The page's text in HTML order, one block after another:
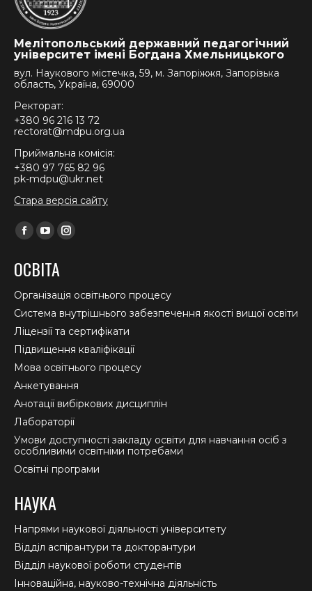
Мелітопольський державний педагогічний
університет імені Богдана Хмельницького
вул. Наукового містечка, 59, м. Запоріжжя, Запорізька
область, Україна, 69000
Ректорат:
+380 96 216 13 72
rectorat@mdpu.org.ua
Приймальна комісія:
+380 97 765 82 96
pk-mdpu@ukr.net
Стара версія сайту
Find us on:
Facebook
opens
in
new
window
YouTube
opens
in
new
window
Instagram
in
new
window
ОСВІТА
Організація освітнього процесу
Система внутрішнього забезпечення якості вищої освіти
Ліцензії та сертифікати
Підвищення кваліфікації
Мова освітнього процесу
Анкетування
Анотації вибіркових дисциплін
Лабораторії
Умови доступності закладу освіти для навчання осіб з
особливими освітніми потребами
Освітні програми
НАУКА
Напрями наукової діяльності університету
Відділ аспірантури та докторантури
Відділ наукової роботи студентів
Інноваційна, науково-технічна діяльність